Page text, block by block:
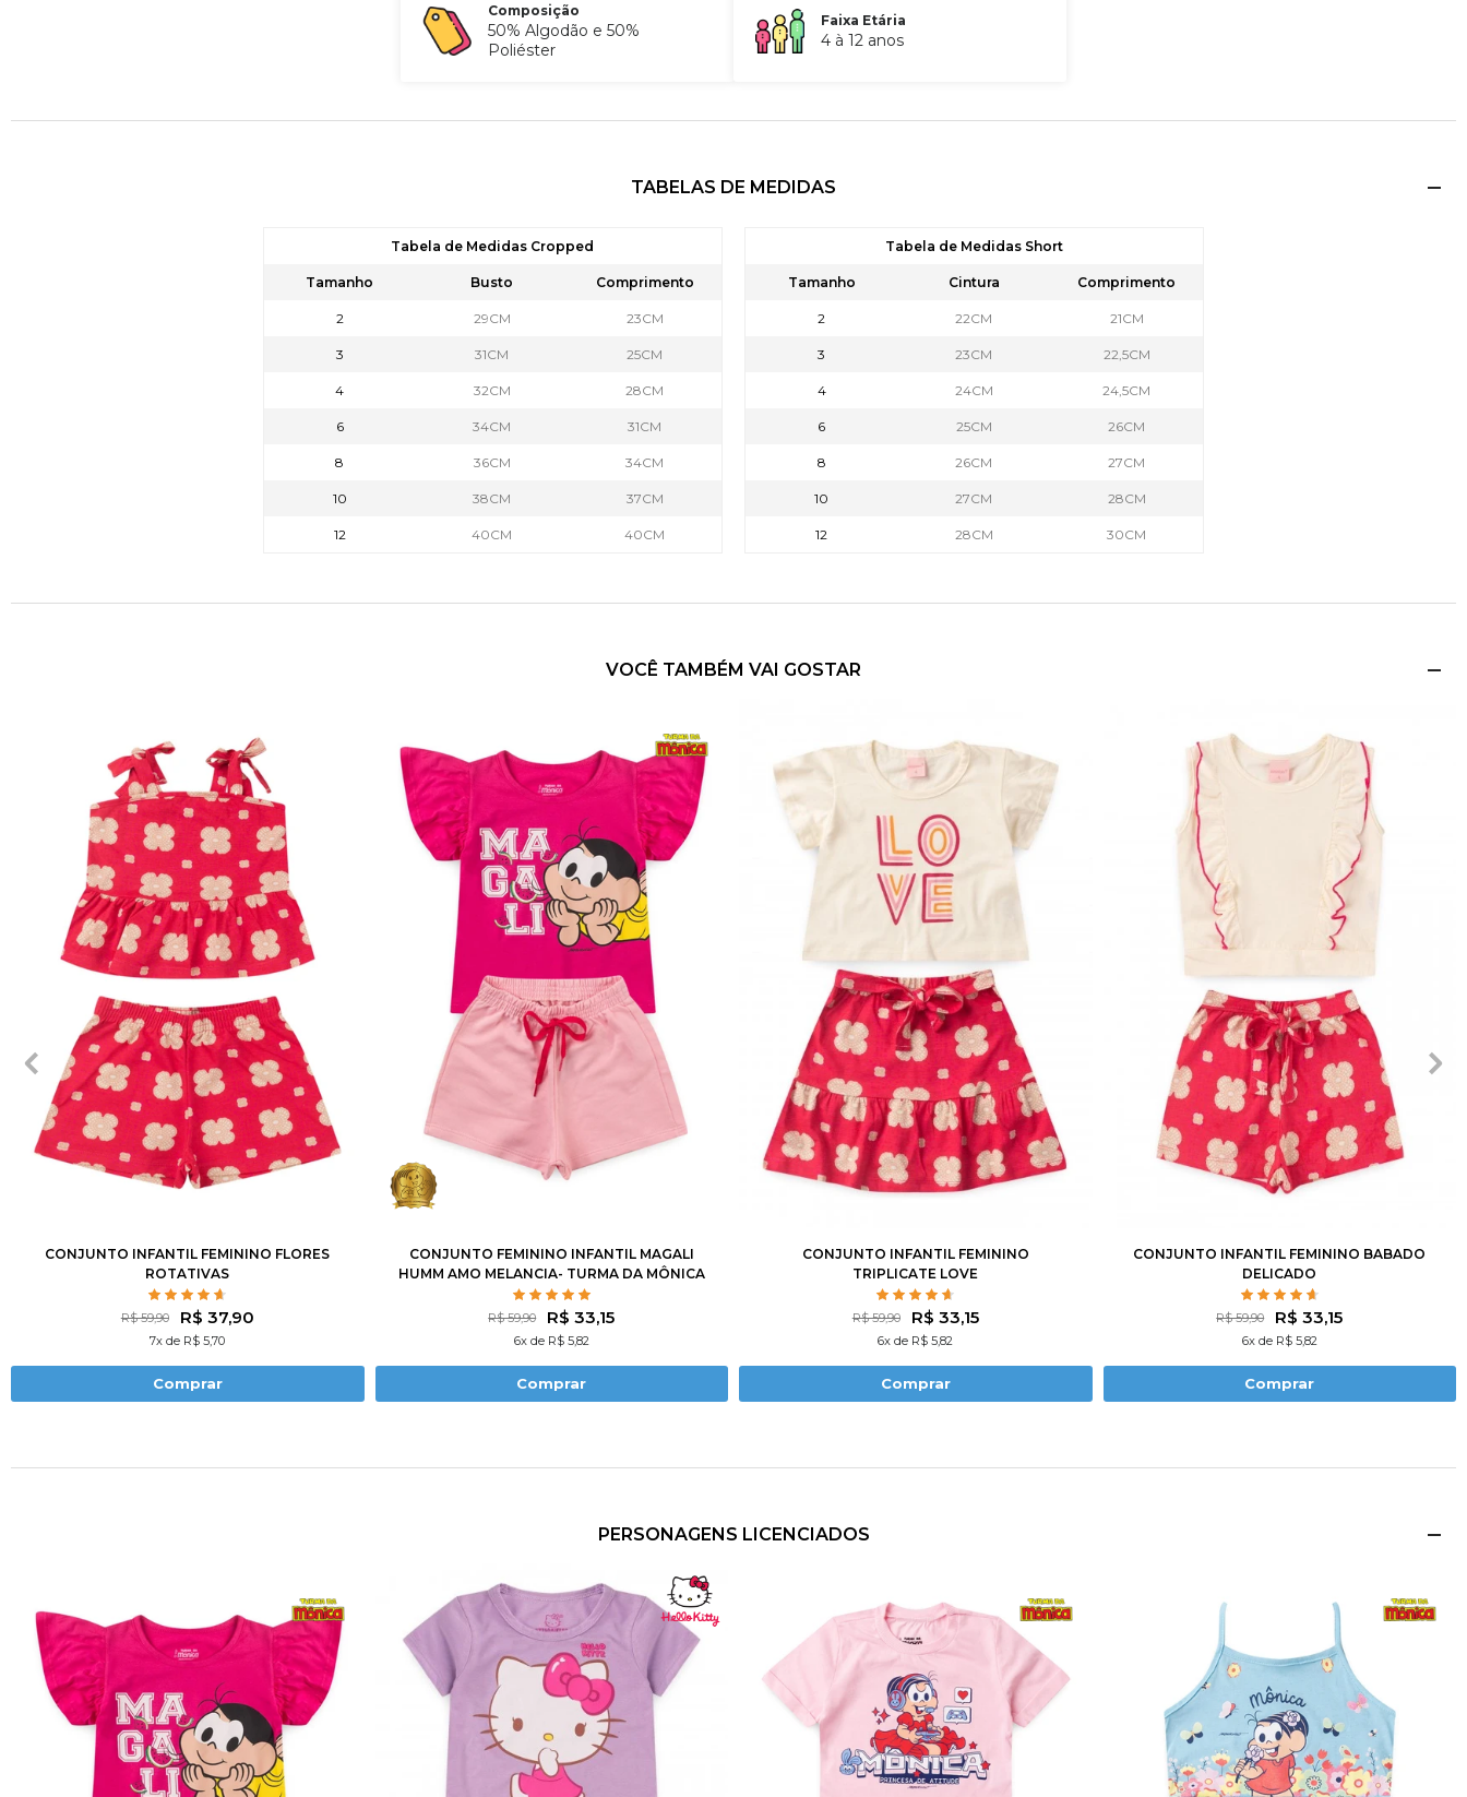
Composição
50% Algodão e 50%
Poliéster
Faixa Etária
4 à 12 anos
TABELAS DE MEDIDAS
Tabela de Medidas Cropped
Tamanho Busto Comprimento
2 29CM 23CM
3 31CM 25CM
4 32CM 28CM
6 34CM 31CM
8 36CM 34CM
10 38CM 37CM
12 40CM 40CM
Tabela de Medidas Short
Tamanho Cintura Comprimento
2 22CM 21CM
3 23CM 22,5CM
4 24CM 24,5CM
6 25CM 26CM
8 26CM 27CM
10 27CM 28CM
12 28CM 30CM
VOCÊ TAMBÉM VAI GOSTAR
CONJUNTO INFANTIL FEMININO FLORES
ROTATIVAS
R$ 59,90 R$ 37,90
7x de R$ 5,70
Comprar
1
CONJUNTO FEMININO INFANTIL MAGALI
HUMM AMO MELANCIA- TURMA DA MÔNICA
R$ 59,90 R$ 33,15
6x de R$ 5,82
Comprar
CONJUNTO INFANTIL FEMININO
TRIPLICATE LOVE
R$ 59,90 R$ 33,15
6x de R$ 5,82
Comprar
CONJUNTO INFANTIL FEMININO BABADO
DELICADO
R$ 59,90 R$ 33,15
6x de R$ 5,82
Comprar
PERSONAGENS LICENCIADOS